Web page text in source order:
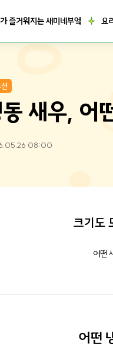
즐거워지는 새미네부엌 요
새우, 어
08:00
크기도
어떤
어떤